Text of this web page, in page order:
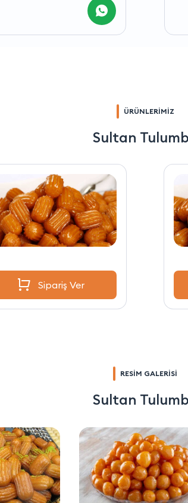
ÜRÜNLERİMİZ
Sultan
Sipariş Ver
RESİM GALERİSİ
Sultan